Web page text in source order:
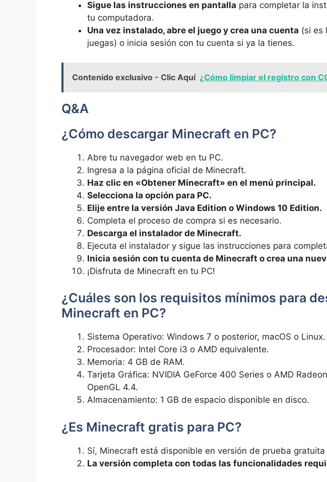
Sigue las instrucciones en pantalla para completar la
tu computadora.
Una vez instalado, abre el juego y crea una cuenta (si es
juegas) o inicia sesión con tu cuenta si ya la tienes.
Contenido exclusivo - Clic Aquí ¿Cómo limpiar el registro con
Q&A
¿Cómo descargar Minecraft en PC?
Abre tu navegador web en tu PC.
Ingresa a la página oficial de Minecraft.
Haz clic en «Obtener Minecraft» en el menú principal.
Selecciona la opción para PC.
Elije entre la versión Java Edition o Windows 10 Edition.
Completa el proceso de compra si es necesario.
Descarga el instalador de Minecraft.
Ejecuta el instalador y sigue las instrucciones para
Inicia sesión con tu cuenta de Minecraft o crea una
¡Disfruta de Minecraft en tu PC!
¿Cuáles son los requisitos mínimos para
Minecraft en PC?
Sistema Operativo: Windows 7 o posterior, macOS o Linux.
Procesador: Intel Core i3 o AMD equivalente.
Memoria: 4 GB de RAM.
Tarjeta Gráfica: NVIDIA GeForce 400 Series o AMD
OpenGL 4.4.
Almacenamiento: 1 GB de espacio disponible en disco.
¿Es Minecraft gratis para PC?
Sí, Minecraft está disponible en versión de prueba gratuita
La versión completa con todas las funcionalidades